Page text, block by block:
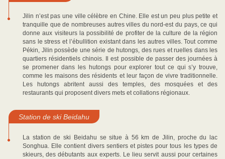
Jilin n’est pas une ville célèbre en Chine. Elle est un peu plus petite et
tranquille que de nombreuses autres villes du nord-est du pays, ce qui
donne aux visiteurs la possibilité de profiter de la culture de la région
sans le stress et l’ébullition existant dans les autres villes. Tout comme
Pékin, Jilin possède une série de hutongs, des rues et ruelles dans les
quartiers résidentiels chinois. Il est possible de passer des journées à
se promener dans les hutongs pour explorer tout ce qui s’y trouve,
comme les maisons des résidents et leur façon de vivre traditionnelle.
Les hutongs abritent aussi des temples, des mosquées et des
restaurants qui proposent divers mets et collations régionaux.
Station de ski Beidahu
La station de ski Beidahu se situe à 56 km de Jilin, proche du lac
Songhua. Elle contient divers sentiers et pistes pour tous les types de
skieurs, des débutants aux experts. Le lieu servit aussi pour certaines